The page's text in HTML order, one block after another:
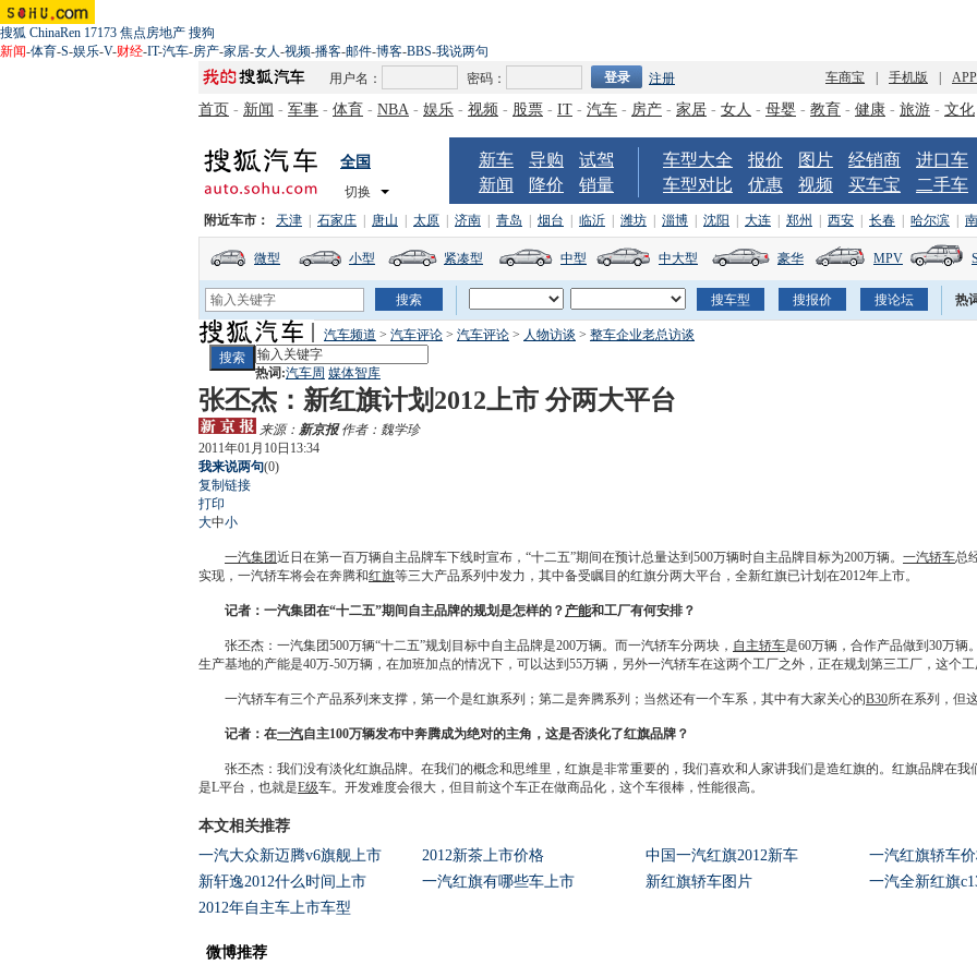
搜狐 ChinaRen 17173 焦点房地产 搜狗
新闻-体育-S-娱乐-V-财经-IT-汽车-房产-家居-女人-视频-播客-邮件-博客-BBS-我说两句
用户名：
密码： 注册 车商宝 手机版
首页 - 新闻 - 军事 - 体育 - NBA - 娱乐 - 视频 - 股票 - IT - 汽车 - 房产 - 家居 - 女人 - 母婴 - 教育 - 健康 - 旅游 - 文化
全国
切换
新车 导购
试驾
新闻
降价 销量
车型大全 报价 图片 经销商
进口车
车型对比
优惠 视频 买车宝 二手车
附近车市： 天津 石家庄 唐山 太原 济南 青岛 烟台 临沂 潍坊 淄博 沈阳 大连 郑州 西安 长春 哈尔滨
微型 小型 紧凑型 中型 中大型 豪华 MPV
热
汽车频道 > 汽车评论 > 汽车评论 > 人物访谈 > 整车企业老总访谈
热词:汽车周 媒体智库
张丕杰：新红旗计划2012上市 分两大平台
来源：新京报作者：魏学珍
2011年01月10日13:34
我来说两句(0)
复制链接
打印
大中小
一汽集团近日在第一百万辆自主品牌车下线时宣布，“十二五”期间在预计总量达到500万辆时自主品牌目标为200万辆。 一汽轿车总
实现， 一汽轿车将会在奔腾和红旗等三大产品系列中发力，其中备受瞩目的红旗分两大平台，全新红旗已计划在2012年上市。
记者： 一汽集团在“十二五”期间自主品牌的规划是怎样的？ 产能和工厂有何安排？
张丕杰： 一汽集团500万辆“十二五”规划目标中自主品牌是200万辆。而一汽轿车分两块， 自主轿车是60万辆，合作产品做到30万辆
生产基地的产能是40万-50万辆，在加班加点的情况下，可以达到55万辆，另外一汽轿车在这两个工厂之外，正在规划第三工厂，这个
一汽轿车有三个产品系列来支撑，第一个是红旗系列；第二是奔腾系列；当然还有一个车系，其中有大家关心的B30所在系列，但
记者：在一汽自主100万辆发布中奔腾成为绝对的主角，这是否淡化了红旗品牌？
张丕杰：我们没有淡化红旗品牌。在我们的概念和思维里， 红旗是非常重要的，我们喜欢和人家讲我们是造红旗的。 红旗品牌在我
是L平台，也就是E级车。开发难度会很大，但目前这个车正在做商品化，这个车很棒，性能很高。
本文相关推荐
一汽大众新迈腾v6旗舰上市
2012新茶上市价格 中国一汽红旗2012新车
一汽红旗轿车
新轩逸2012什么时间上市
一汽红旗有哪些车上市 新红旗轿车图片
一汽全新红旗
2012年自主车上市车型
微博推荐